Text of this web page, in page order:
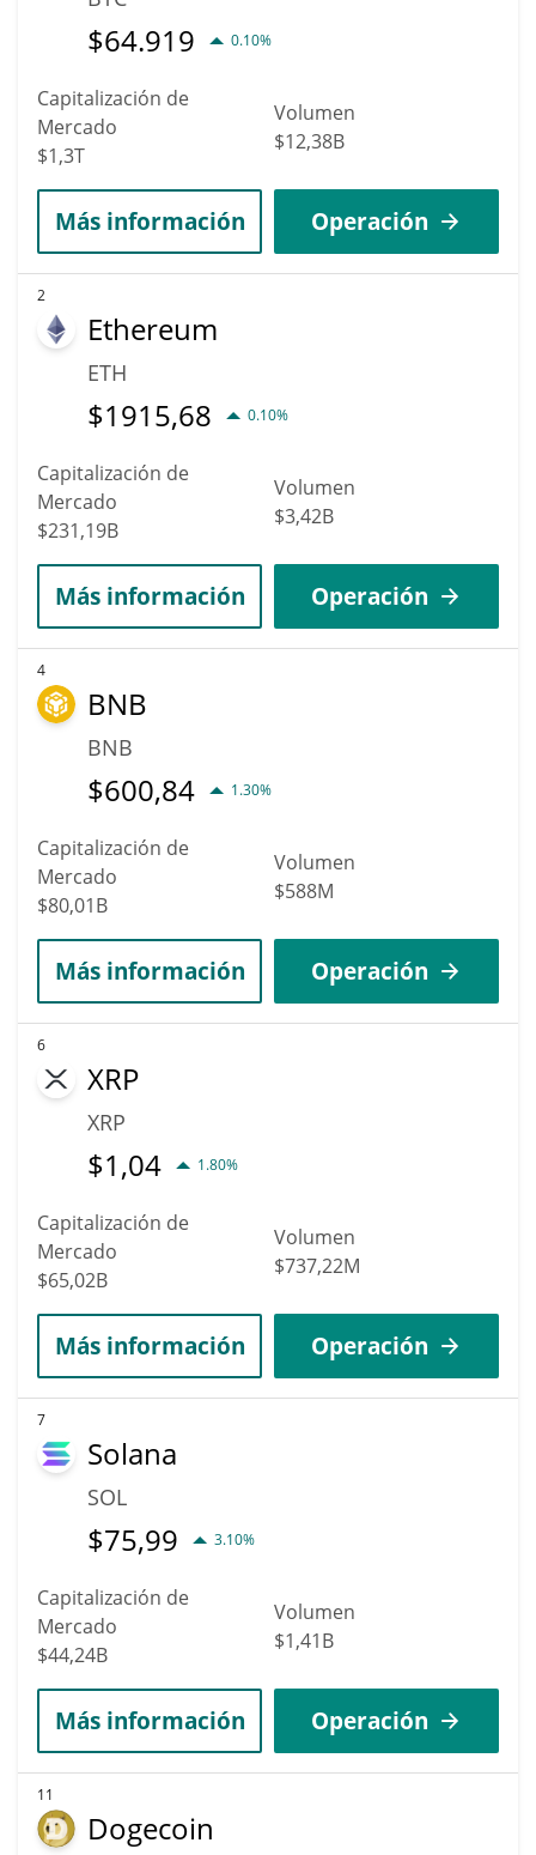
$64.919 0.10%
Capitalización de
Mercado
$1,3T
Volumen
$12,38B
Más información Operación
2
Ethereum
ETH
$1915,68 0.10%
Capitalización de
Mercado
$231,19B
Volumen
$3,42B
Más información Operación
4
BNB
BNB
$600,84 1.30%
Capitalización de
Mercado
$80,01B
Volumen
$588M
Más información Operación
6
XRP
XRP
$1,04 1.80%
Capitalización de
Mercado
$65,02B
Volumen
$737,22M
Más información Operación
7
Solana
SOL
$75,99 3.10%
Capitalización de
Mercado
$44,24B
Volumen
$1,41B
Más información Operación
11
Dogecoin